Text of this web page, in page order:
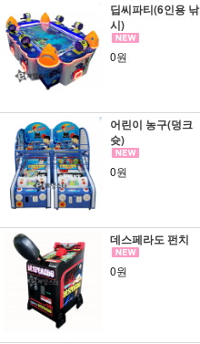
딥씨파티(6인용 낚
시)
0원
어린이 농구(덩크
슛)
0원
데스페라도 펀치
0원